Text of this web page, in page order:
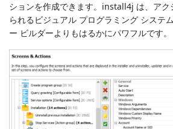
ションを作成できます。install4j は、アク
られるビジュアル プログラミング システ
ー ビルダーよりもはるかにパワフルです。